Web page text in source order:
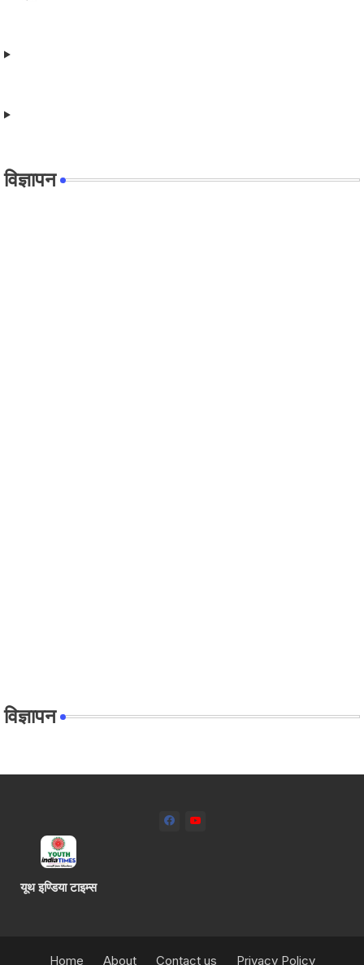
विज्ञापन
विज्ञापन
यूथ इण्डिया टाइम्स
Home About Contact us Privacy Policy